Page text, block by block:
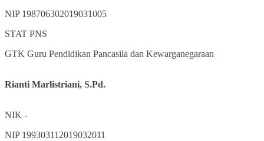
NIP 198706302019031005
STAT PNS
GTK Guru Pendidikan Pancasila dan Kewarganegaraan
Rianti Marlistriani, S.Pd.
NIK -
NIP 199303112019032011